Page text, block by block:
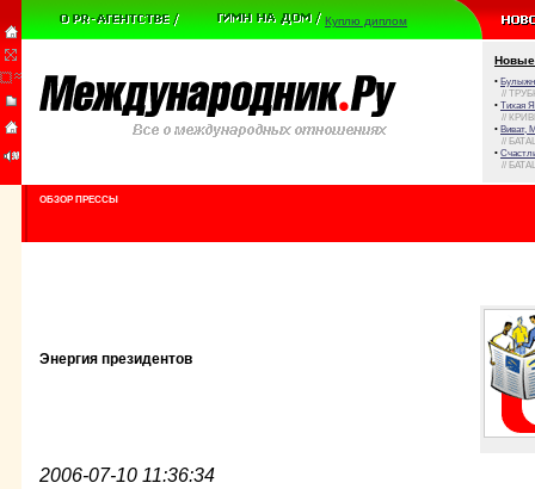
Куплю диплом
Новые
•
//
• Тихая
//
• Виват,
//
•
//
ОБЗОР ПРЕССЫ
Энергия президентов
2006-07-10 11:36:34